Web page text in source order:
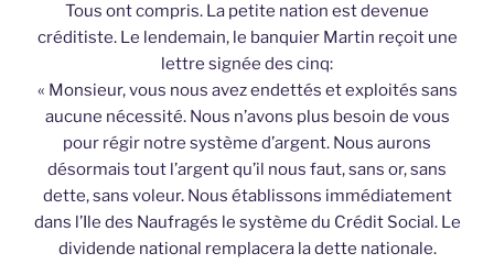
Tous ont compris. La petite nation est devenue
créditiste. Le lendemain, le banquier Martin reçoit une
lettre signée des cinq:
« Monsieur, vous nous avez endettés et exploités sans
aucune nécessité. Nous n’avons plus besoin de vous
pour régir notre système d’argent. Nous aurons
désormais tout l’argent qu’il nous faut, sans or, sans
dette, sans voleur. Nous établissons immédiatement
dans l’Ile des Naufragés le système du Crédit Social. Le
dividende national remplacera la dette nationale.